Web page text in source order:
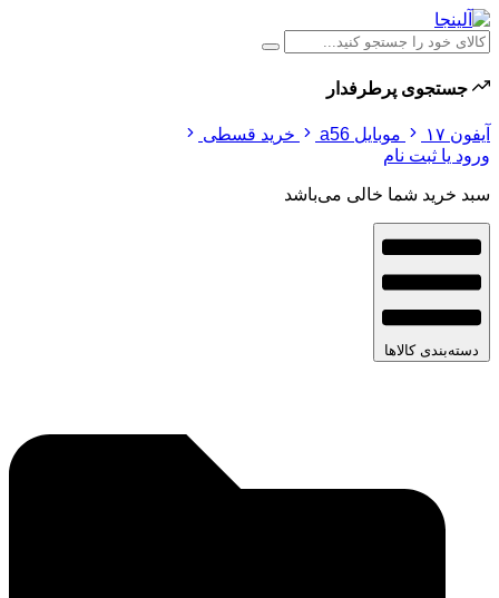
جستجوی پرطرفدار
آیفون ۱۷ موبایل a56
خرید قسطی
ورود یا ثبت نام
سبد خرید شما خالی می‌باشد
دسته‌بندی کالاها